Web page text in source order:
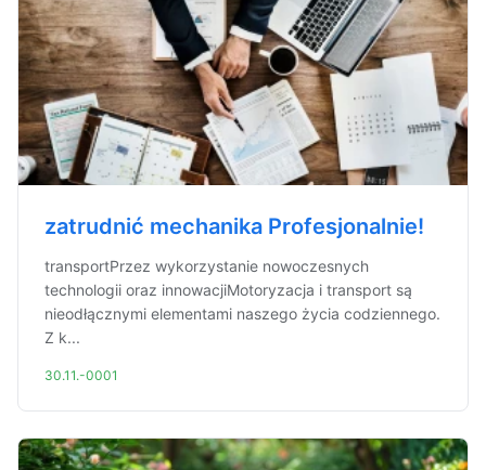
zatrudnić mechanika Profesjonalnie!
transportPrzez wykorzystanie nowoczesnych
technologii oraz innowacjiMotoryzacja i transport są
nieodłącznymi elementami naszego życia codziennego.
Z k...
30.11.-0001